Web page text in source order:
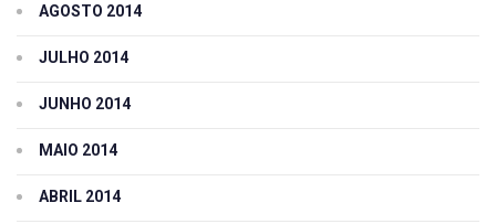
AGOSTO 2014
JULHO 2014
JUNHO 2014
MAIO 2014
ABRIL 2014